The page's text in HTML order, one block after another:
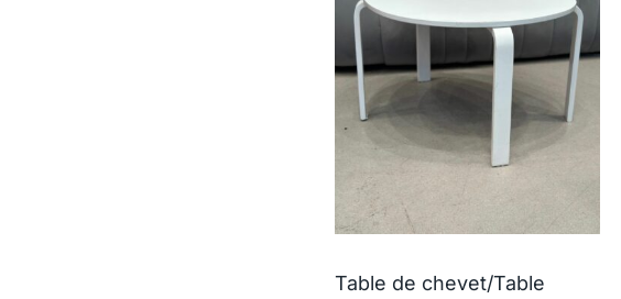
Table de chevet/Table